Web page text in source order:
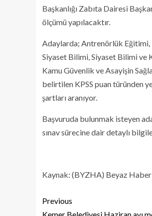
Başkanlığı Zabıta Dairesi
ölçümü yapılacaktır.
Adaylarda; Antrenörlük Eğitimi,
Siyaset Bilimi, Siyaset Bilimi ve
Kamu Güvenlik ve Asayişin
belirtilen KPSS puan türünden
şartları aranıyor.
Başvuruda bulunmak isteyen
sınav sürecine dair detaylı
Kaynak: (BYZHA) Beyaz Haber
Previous